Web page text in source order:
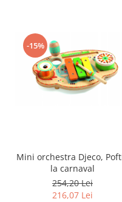
-15%
Mini orchestra Djeco,
la carnaval
254,20 Lei
216,07 Lei